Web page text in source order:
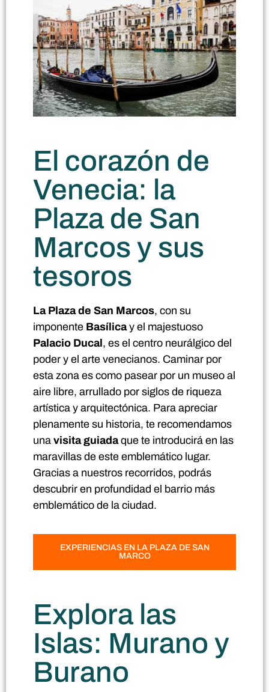
El corazón de
Venecia: la
Plaza de San
Marcos y sus
tesoros
La Plaza de San Marcos, con su
imponente Basílicay el majestuoso
Palacio Ducal, es el centro neurálgico del
poder y el arte venecianos. Caminar por
esta zona es como pasear por un museo al
aire libre, arrullado por siglos de riqueza
artística y arquitectónica. Para apreciar
plenamente su historia, te recomendamos
una visita guiadaque te introducirá en las
maravillas de este emblemático lugar.
Gracias a nuestros recorridos, podrás
descubrir en profundidad el barrio más
emblemático de la ciudad.
EXPERIENCIAS EN LA PLAZA DE SAN
MARCO
Explora las
Islas: Murano y
Burano